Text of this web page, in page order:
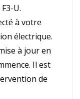
U.
à votre
électrique.
à jour en
Il est
de